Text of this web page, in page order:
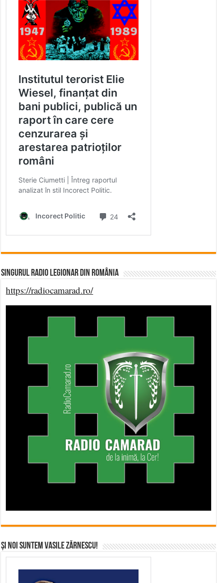
Singurul Radio Legionar din România
https://radiocamarad.ro/
Și noi suntem Vasile Zărnescu!